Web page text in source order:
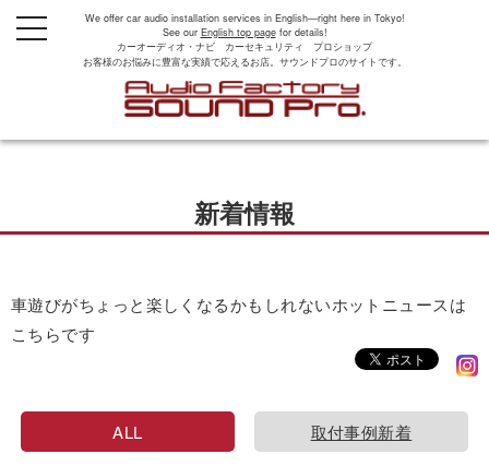
We offer car audio installation services in English—right here in Tokyo!
See our English top pagefor details!
カーオーディオ・ナビ カーセキュリティ プロショップ
お客様のお悩みに豊富な実績で応えるお店。サウンドプロのサイトです。
t
o
a
i
新着情報
車遊びがちょっと楽しくなるかもしれないホットニュースは
こちらです
ALL 取付事例新着